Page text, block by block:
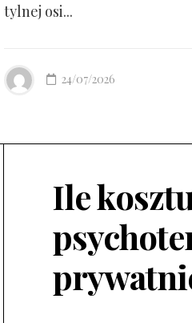
tylnej osi...
24/07/2026
Ile